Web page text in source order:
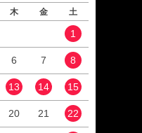
木 金 土
1
6 7 8
13 14 15
20 21 22